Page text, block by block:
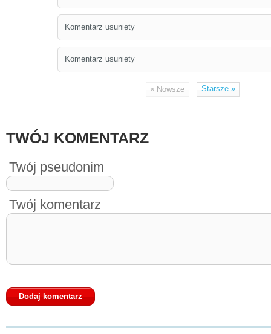
Komentarz usunięty
Komentarz usunięty
« Nowsze Starsze»
TWÓJ KOMENTARZ
Twój pseudonim
Twój komentarz